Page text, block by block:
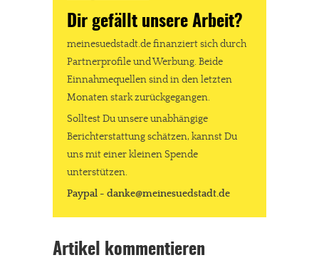
Dir gefällt unsere Arbeit?
meinesuedstadt.de finanziert sich durch
Partnerprofile und Werbung. Beide
Einnahmequellen sind in den letzten
Monaten stark zurückgegangen.
Solltest Du unsere unabhängige
Berichterstattung schätzen, kannst Du
uns mit einer kleinen Spende
unterstützen.
Paypal - danke@meinesuedstadt.de
Artikel kommentieren